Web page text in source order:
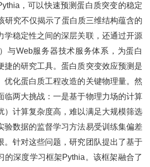
，可以快速预测蛋白质突变的稳定
研究不仅揭示了蛋白质三维结构蕴含的
学稳定性之间的深层关联，还通过开源
与Web服务器技术服务体系，为蛋白
捷的研究工具。蛋白质突变效应预测是
优化蛋白质工程改造的关键物理量。然
临两大挑战：一是基于物理力场的计算
）计算复杂度高，难以满足大规模筛选
验数据的监督学习方法易受训练集偏差
。针对这些问题，研究团队提出了基于
的深度学习框架Pythia。该框架融合了